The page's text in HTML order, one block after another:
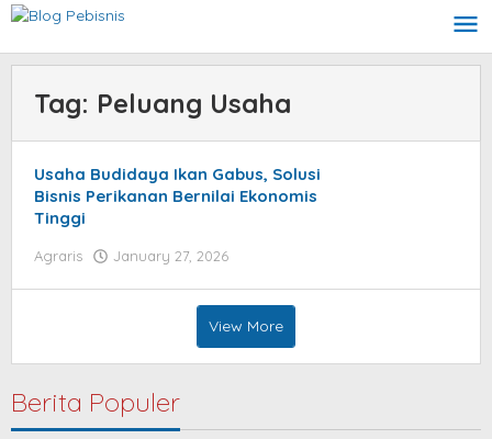
Skip
content
Tag: Peluang Usaha
Usaha Budidaya Ikan Gabus, Solusi
Bisnis Perikanan Bernilai Ekonomis
Tinggi
Agraris January 27, 2026
View More
Berita Populer